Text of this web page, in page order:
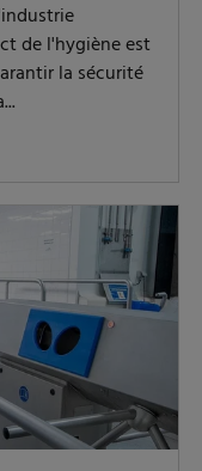
de l'hygiène est
la sécurité